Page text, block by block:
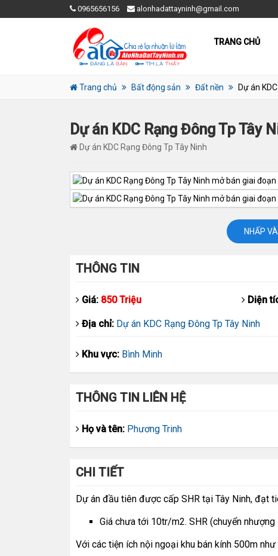
0965656156 alonhadattayninh@gmail.com
TRANG CHỦ
Trang chủ Bất động sản Đất nền Dự án
Dự án KDC Rạng Đông Tp Tây
Dự án KDC Rạng Đông Tp Tây Ninh
NHẤP
THÔNG TIN
Giá: 850 Triệu Diện
Địa chỉ: Dự án KDC Rạng Đông Tp Tây Ninh
Khu vực: Bình Minh
THÔNG TIN LIÊN HỆ
Họ và tên: Phương Trinh
CHI TIẾT
Dự án đầu tiên được cấp SHR tại Tây Ninh, đạt
Giá chưa tới 10tr/m2. SHR (chuyển
Với các tiện ích nội ngoại khu bán kính 500m